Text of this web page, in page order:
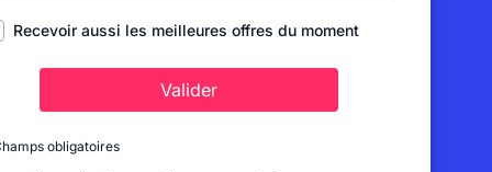
Recevoir aussi les meilleures offres du moment
Valider
obligatoires